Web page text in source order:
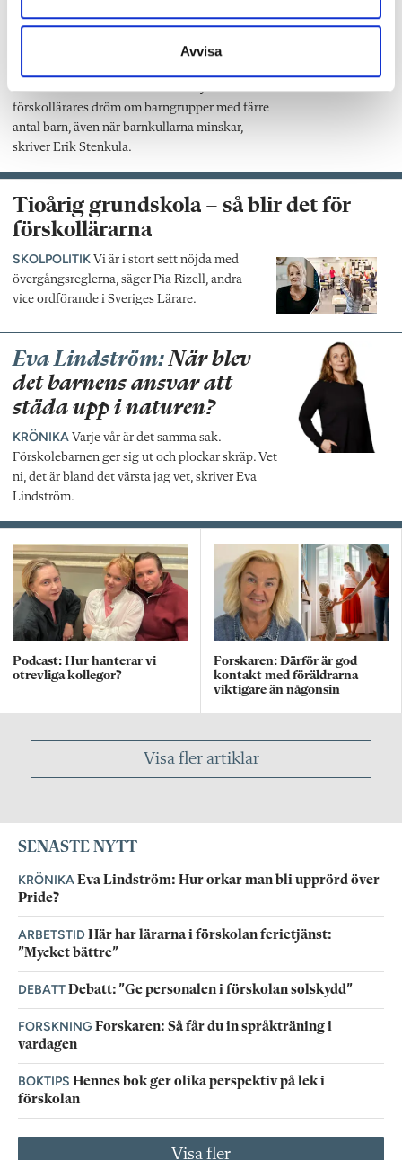
Avvisa
krossar drömmen om
Med den krossar man effektivt varje
förskollärares dröm om barngrupper med färre
antal barn, även när barnkullarna minskar,
skriver Erik Stenkula.
Tioårig grundskola – så blir det för
förskollärarna
SKOLPOLITIK Vi är i stort sett nöjda med
övergångsreglerna, säger Pia Rizell, andra
vice ordförande i Sveriges Lärare.
Eva Lindström:När blev
det barnens ansvar att
städa upp i naturen?
KRÖNIKA Varje vår är det samma sak.
Förskolebarnen ger sig ut och plockar skräp. Vet
ni, det är bland det värsta jag vet, skriver Eva
Lindström.
Podcast: Hur hanterar vi
otrevliga kollegor?
Forskaren: Därför är god
kontakt med föräldrarna
viktigare än någonsin
Visa fler artiklar
SENASTE NYTT
KRÖNIKA Eva Lindström: Hur orkar man bli upprörd över
Pride?
ARBETSTIDHär har lärarna i förskolan ferietjänst:
”Mycket bättre”
DEBATTDebatt: ”Ge personalen i förskolan solskydd”
FORSKNING Forskaren: Så får du in språkträning i
vardagen
BOKTIPS Hennes bok ger olika perspektiv på lek i
förskolan
Visa fler